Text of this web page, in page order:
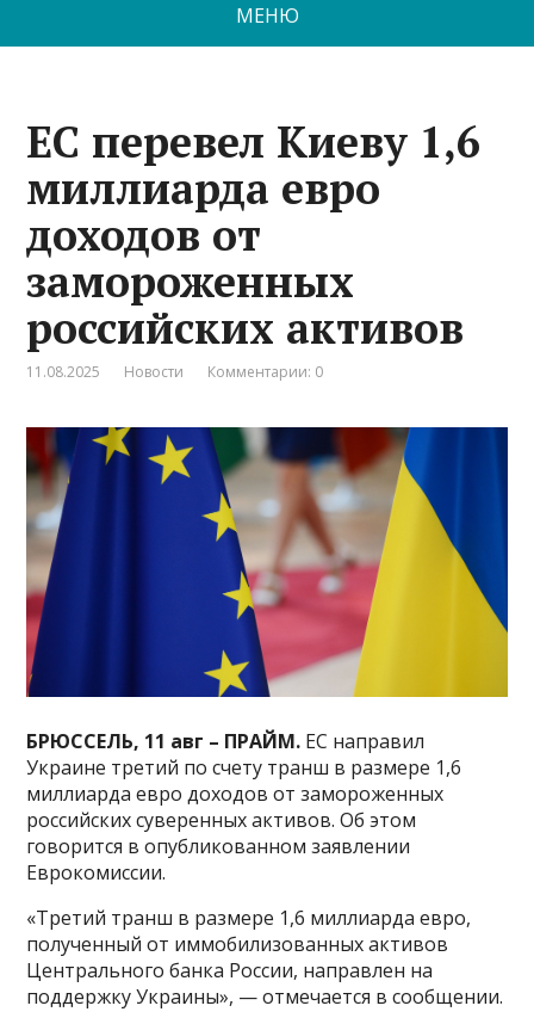
МЕНЮ
ЕС перевел Киеву 1,6
миллиарда евро
доходов от
замороженных
российских активов
11.08.2025 Новости Комментарии: 0
БРЮССЕЛЬ, 11 авг – ПРАЙМ. ЕС направил
Украине третий по счету транш в размере 1,6
миллиарда евро доходов от замороженных
российских суверенных активов. Об этом
говорится в опубликованном заявлении
Еврокомиссии.
«Третий транш в размере 1,6 миллиарда евро,
полученный от иммобилизованных активов
Центрального банка России, направлен на
поддержку Украины», — отмечается в сообщении.